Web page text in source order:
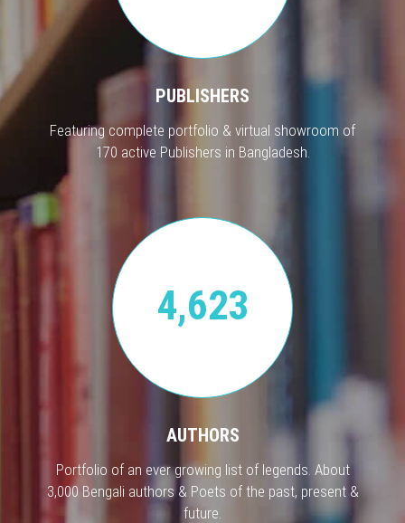
PUBLISHERS
Featuring complete portfolio & virtual showroom of
170 active Publishers in Bangladesh.
4,623
AUTHORS
Portfolio of an ever growing list of legends. About
3,000 Bengali authors & Poets of the past, present &
future.